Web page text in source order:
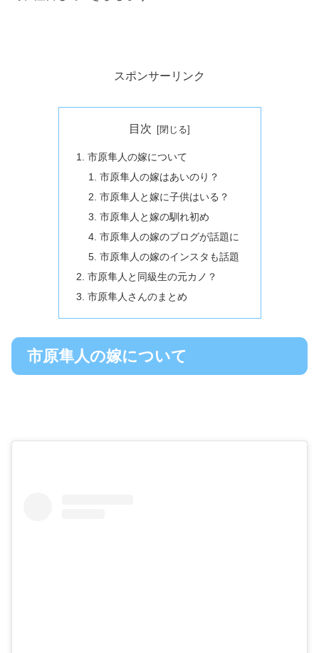
スポンサーリンク
目次
市原隼人の嫁について
市原隼人の嫁はあいのり？
市原隼人と嫁に子供はいる？
市原隼人と嫁の馴れ初め
市原隼人の嫁のブログが話題に
市原隼人の嫁のインスタも話題
市原隼人と同級生の元カノ？
市原隼人さんのまとめ
市原隼人の嫁について